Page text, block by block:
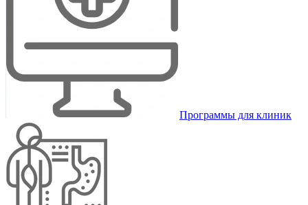
Программы для клиник